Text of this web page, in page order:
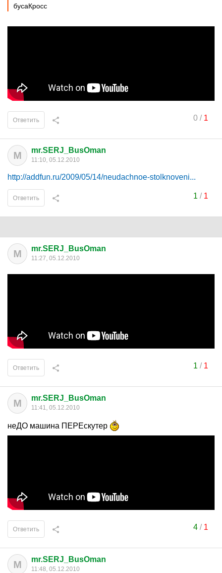
бусаКросс
0/ 1
Ответить
M mr.SERJ_BusOman
11:10, 05.12.2010
http://addfun.ru/2009/05/14/neudachnoe-stolknoveni...
1 / 1
Ответить
M mr.SERJ_BusOman
11:27, 05.12.2010
1 / 1
Ответить
M mr.SERJ_BusOman
11:41, 05.12.2010
неДО машина ПЕРЕскутер
4/ 1
Ответить
M mr.SERJ_BusOman
11:48, 05.12.2010